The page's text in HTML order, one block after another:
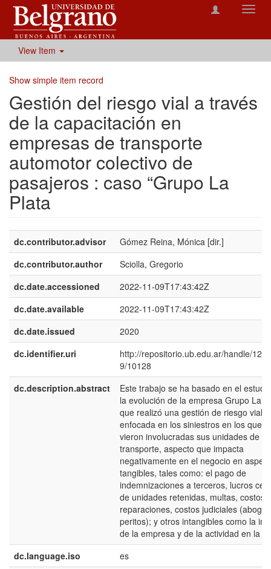
View Item
Show simple item record
Gestión del riesgo vial a través
de la capacitación en
empresas de transporte
automotor colectivo de
pasajeros : caso “Grupo La
Plata
dc.contributor.advisor
Gómez Reina, Mónica [dir.]
dc.contributor.author
Sciolla, Gregorio
dc.date.accessioned
2022-11-09T17:43:42Z
dc.date.available
2022-11-09T17:43:42Z
dc.date.issued
2020
dc.identifier.uri
http://repositorio.ub.edu.ar/handle/
9/10128
dc.description.abstract
Este trabajo se ha basado en el
la evolución de la empresa Grupo La
que realizó una gestión de riesgo vial
enfocada en los siniestros en los que
vieron involucradas sus unidades de
transporte, aspecto que impacta
negativamente en el negocio en
tangibles, tales como: el pago de
indemnizaciones a terceros, lucros
de unidades retenidas, multas, costos
reparaciones, costos judiciales
peritos); y otros intangibles como la
de la empresa y de la actividad en la
dc.language.iso
es